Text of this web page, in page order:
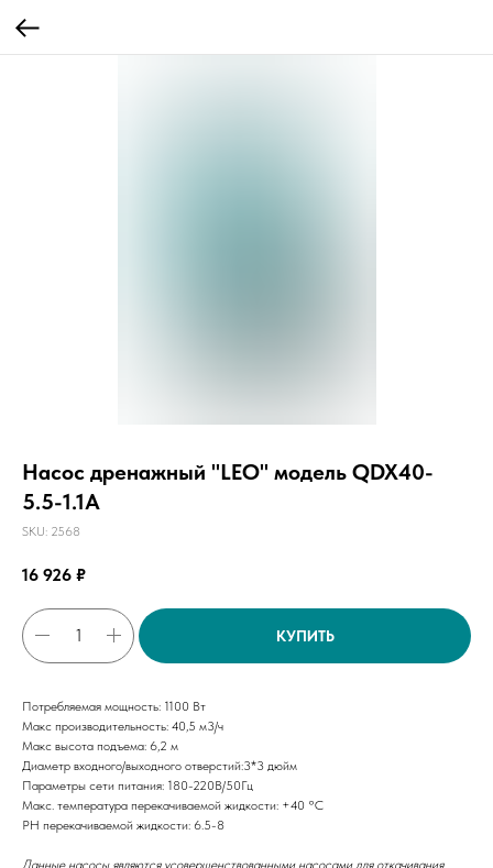
Насос дренажный "LEO" модель QDX40-
5.5-1.1A
SKU: 2568
16 926 ₽
КУПИТЬ
Потребляемая мощность: 1100 Вт
Макс производительность: 40,5 м3/ч
Макс высота подъема: 6,2 м
Диаметр входного/выходного отверстий:3*3 дюйм
Параметры сети питания: 180-220В/50Гц
Макс. температура перекачиваемой жидкости: +40 °С
РН перекачиваемой жидкости: 6.5-8
Данные насосы являются усовершенствованными насосами для откачивания